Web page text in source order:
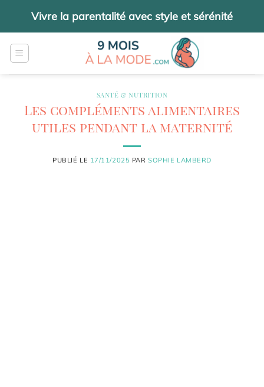
contenu
Vivre la parentalité avec style et sérénité
SANTÉ & NUTRITION
Les compléments alimentaires
utiles pendant la maternité
PUBLIÉ LE 17/11/2025 PARSOPHIE LAMBERD